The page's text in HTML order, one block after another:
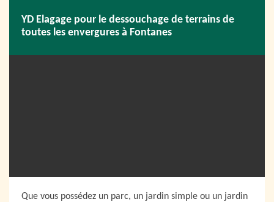
YD Elagage pour le dessouchage de terrains de
toutes les envergures à Fontanes
Que vous possédez un parc, un jardin simple ou un jardin